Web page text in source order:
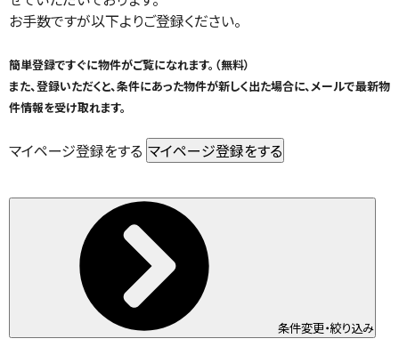
お手数ですが以下よりご登録ください。
簡単登録ですぐに物件がご覧になれます。（無料）
また、登録いただくと、条件にあった物件が新しく出た場合に、メールで最新物
件情報を受け取れます。
マイページ登録をする
条件変更・絞り込み